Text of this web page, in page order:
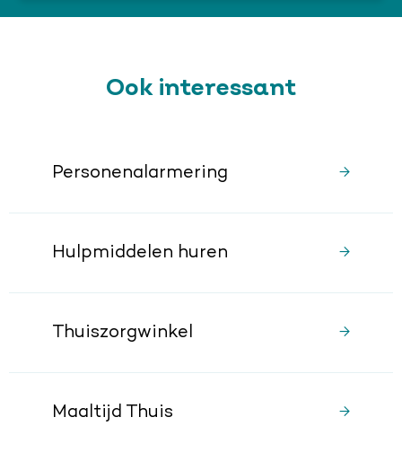
Ook interessant
Personenalarmering
Hulpmiddelen huren
Thuiszorgwinkel
Maaltijd Thuis